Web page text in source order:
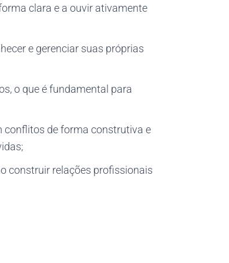
clara e a ouvir ativamente
e gerenciar suas próprias
o que é fundamental para
conflitos de forma construtiva e
construir relações profissionais